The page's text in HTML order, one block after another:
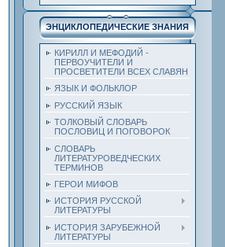
ЭНЦИКЛОПЕДИЧЕСКИЕ ЗНАНИЯ
КИРИЛЛ И МЕФОДИЙ -
ПЕРВОУЧИТЕЛИ И
ПРОСВЕТИТЕЛИ ВСЕХ СЛАВЯН
ЯЗЫК И ФОЛЬКЛОР
РУССКИЙ ЯЗЫК
ТОЛКОВЫЙ СЛОВАРЬ
ПОСЛОВИЦ И ПОГОВОРОК
СЛОВАРЬ
ЛИТЕРАТУРОВЕДЧЕСКИХ
ТЕРМИНОВ
ГЕРОИ МИФОВ
ИСТОРИЯ РУССКОЙ
ЛИТЕРАТУРЫ
ИСТОРИЯ ЗАРУБЕЖНОЙ
ЛИТЕРАТУРЫ